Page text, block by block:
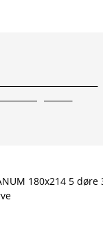
180x214 5 døre